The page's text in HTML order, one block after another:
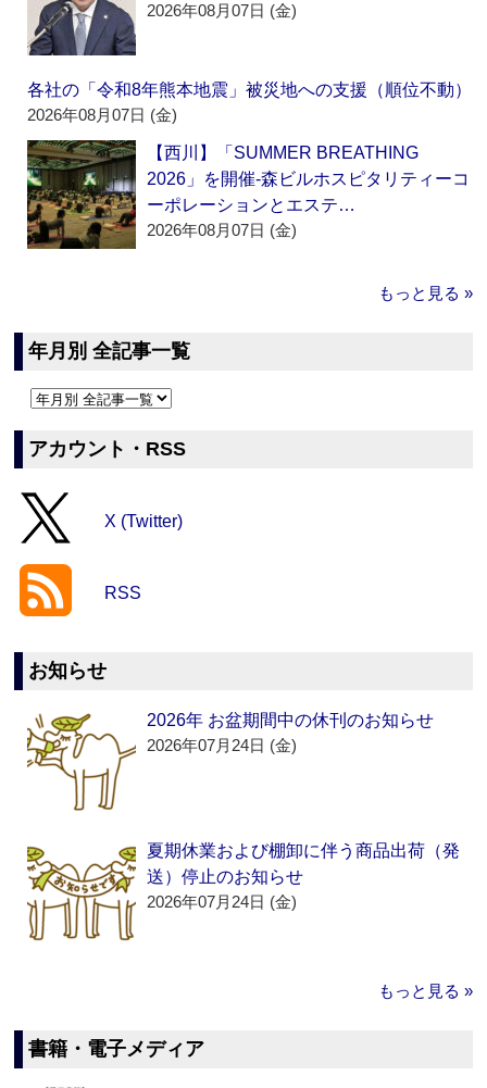
2026年08月07日 (金)
各社の「令和8年熊本地震」被災地への支援（順位不動）
2026年08月07日 (金)
【西川】「SUMMER BREATHING
2026」を開催‐森ビルホスピタリティーコ
ーポレーションとエステ…
2026年08月07日 (金)
もっと見る »
年月別 全記事一覧
アカウント・RSS
X (Twitter)
RSS
お知らせ
2026年 お盆期間中の休刊のお知らせ
2026年07月24日 (金)
夏期休業および棚卸に伴う商品出荷（発
送）停止のお知らせ
2026年07月24日 (金)
もっと見る »
書籍・電子メディア